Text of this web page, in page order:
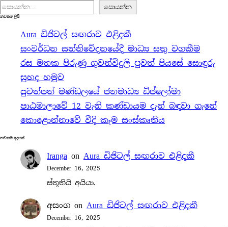
S
e
සොයන්න
නවතම ලිපි
Aura ඩිජිටල් සඟරාව එළිදකී
සංවර්ධන සන්නිවේදනයේදී මාධ්‍ය සතු වගකීම
රස මතක පිරුණු ගුවන්විදුලි පුවත් පියසේ සොඳුරු
සුහද හමුව
පුවත්පත් මණ්ඩලයේ ජනමාධ්‍ය ඩිප්ලෝමා
පාඨමාලාවේ 12 වැනි කණ්ඩායම දැන් බඳවා ගැනේ
කොළොන්නාවේ වීදි කෑම සංස්කෘතිය
නවතම අදහස්
Iranga on Aura ඩිජිටල් සඟරාව එළිදකී
December 16, 2025
ස්තූතියි අයියා.
අසංග on Aura ඩිජිටල් සඟරාව එළිදකී
December 16, 2025